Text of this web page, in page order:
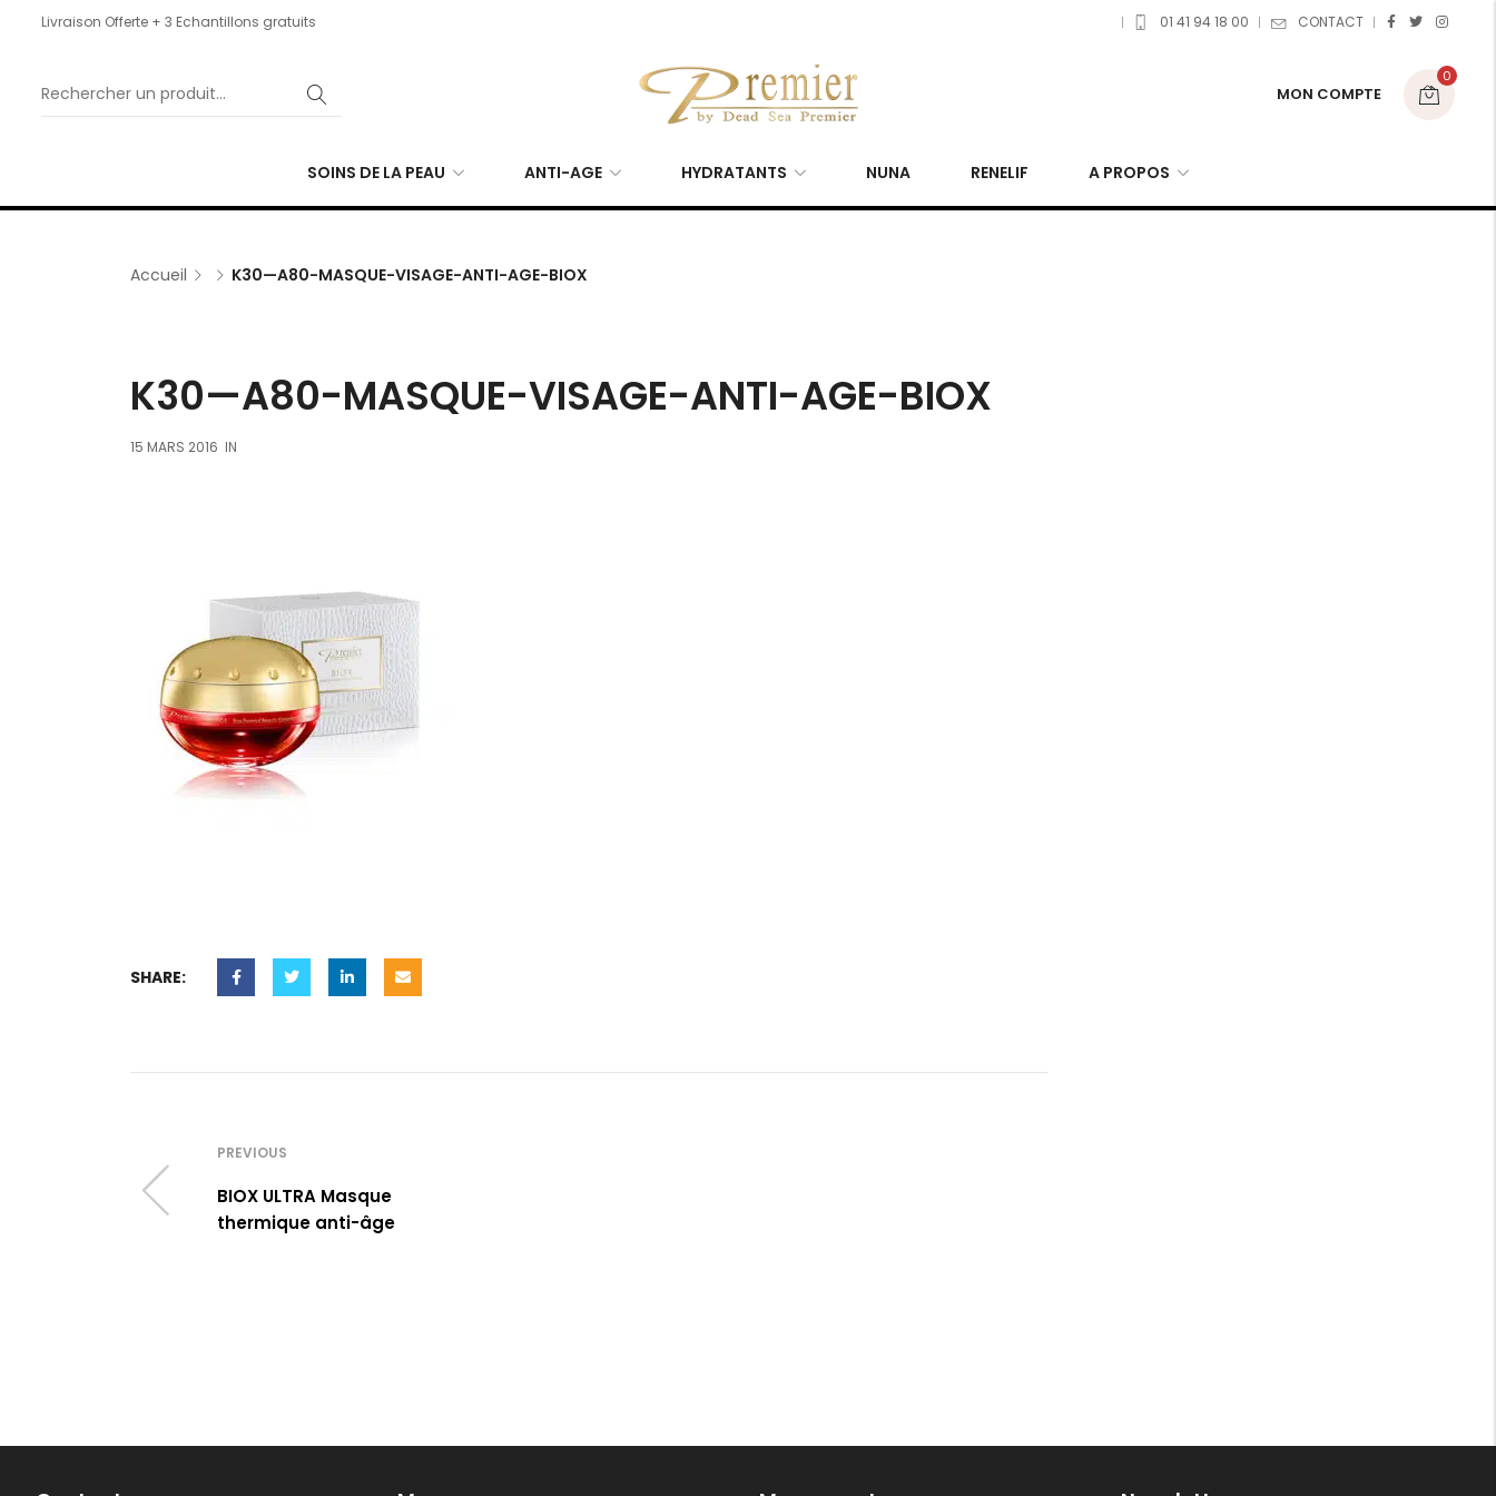
Livraison Offerte + 3 Echantillons gratuits 01 41 94 18 00 CONTACT
MON COMPTE
0
SOINS DE LA PEAU ANTI-AGE HYDRATANTS NUNA RENELIF A PROPOS
Accueil K30—A80-MASQUE-VISAGE-ANTI-AGE-BIOX
K30—A80-MASQUE-VISAGE-ANTI-AGE-BIOX
15 MARS 2016 IN
SHARE:
PREVIOUS
BIOX ULTRA Masque
thermique anti-âge